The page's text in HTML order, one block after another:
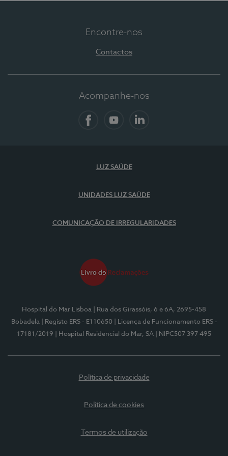
Encontre-nos
Contactos
Acompanhe-nos
LUZ SAÚDE
UNIDADES LUZ SAÚDE
COMUNICAÇÃO DE IRREGULARIDADES
Hospital do Mar Lisboa
| Rua dos Girassóis, 6 e 6A, 2695-458
Bobadela
| Registo ERS - E110650
| Licença de Funcionamento ERS -
17181/2019
| Hospital Residencial do Mar, SA | NIPC507 397 495
Política de privacidade
Política de cookies
Termos de utilização